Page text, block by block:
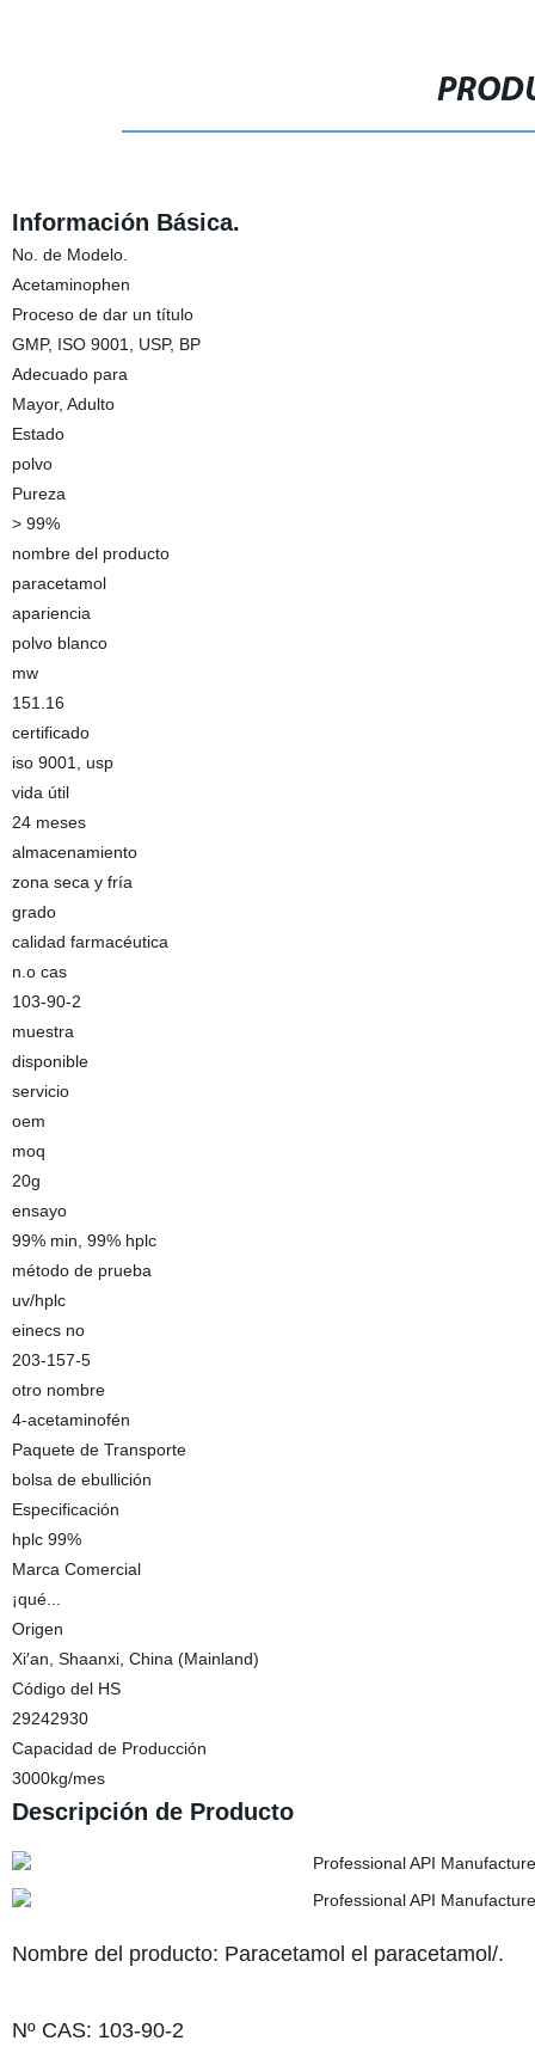
Información Básica.
No. de Modelo.
Acetaminophen
Proceso de dar un título
GMP, ISO 9001, USP, BP
Adecuado para
Mayor, Adulto
Estado
polvo
Pureza
> 99%
nombre del producto
paracetamol
apariencia
polvo blanco
mw
151.16
certificado
iso 9001, usp
vida útil
24 meses
almacenamiento
zona seca y fría
grado
calidad farmacéutica
n.o cas
103-90-2
muestra
disponible
servicio
oem
moq
20g
ensayo
99% min, 99% hplc
método de prueba
uv/hplc
einecs no
203-157-5
otro nombre
4-acetaminofén
Paquete de Transporte
bolsa de ebullición
Especificación
hplc 99%
Marca Comercial
¡qué...
Origen
Xi′an, Shaanxi, China (Mainland)
Código del HS
29242930
Capacidad de Producción
3000kg/mes
Descripción de Producto
Nombre del producto: Paracetamol el paracetamol/.
Nº CAS: 103-90-2